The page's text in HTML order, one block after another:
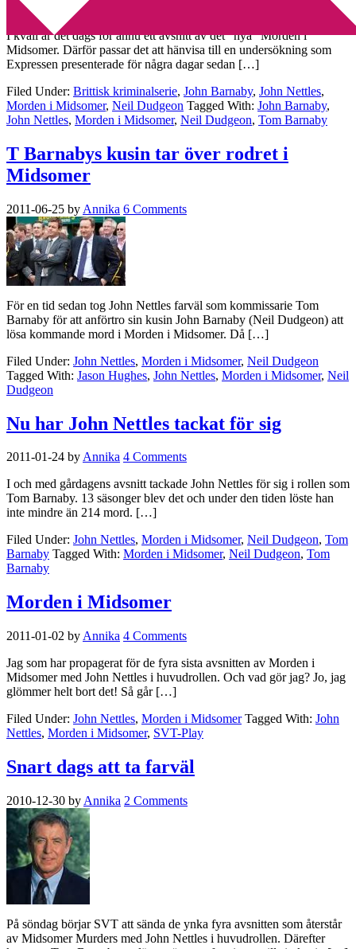
2011-07-12 byAnnika
I kväll är det dags för ännu ett avsnitt av det ”nya” Morden i
Midsomer. Därför passar det att hänvisa till en undersökning som
Expressen presenterade för några dagar sedan […]
Filed Under: Brittisk kriminalserie, John Barnaby, John Nettles,
Morden i Midsomer, Neil Dudgeon Tagged With: John Barnaby,
John Nettles, Morden i Midsomer, Neil Dudgeon, Tom Barnaby
T Barnabys kusin tar över rodret i
Midsomer
2011-06-25 by Annika 6 Comments
För en tid sedan tog John Nettles farväl som kommissarie Tom
Barnaby för att anförtro sin kusin John Barnaby (Neil Dudgeon) att
lösa kommande mord i Morden i Midsomer. Då […]
Filed Under: John Nettles, Morden i Midsomer, Neil Dudgeon
Tagged With: Jason Hughes, John Nettles, Morden i Midsomer, Neil
Dudgeon
Nu har John Nettles tackat för sig
2011-01-24 byAnnika 4 Comments
I och med gårdagens avsnitt tackade John Nettles för sig i rollen som
Tom Barnaby. 13 säsonger blev det och under den tiden löste han
inte mindre än 214 mord. […]
Filed Under: John Nettles, Morden i Midsomer, Neil Dudgeon, Tom
Barnaby Tagged With: Morden i Midsomer, Neil Dudgeon, Tom
Barnaby
Morden i Midsomer
2011-01-02 by Annika 4 Comments
Jag som har propagerat för de fyra sista avsnitten av Morden i
Midsomer med John Nettles i huvudrollen. Och vad gör jag? Jo, jag
glömmer helt bort det! Så går […]
Filed Under: John Nettles, Morden i Midsomer Tagged With: John
Nettles, Morden i Midsomer, SVT-Play
Snart dags att ta farväl
2010-12-30 by Annika 2 Comments
På söndag börjar SVT att sända de ynka fyra avsnitten som återstår
av Midsomer Murders med John Nettles i huvudrollen. Därefter